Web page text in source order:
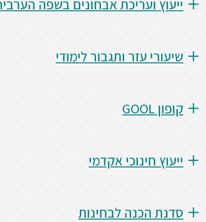
ייעוץ ועריכת אבחונים בשפה
שיעורי עזר ותגבור לימודי
קופון GOOL
ייעוץ חינוכי אקדמי
סדנת הכנה לבחינות